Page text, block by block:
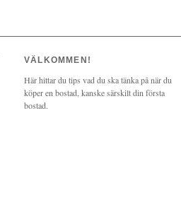
VÄLKOMMEN!
Här hittar du tips vad du ska tänka på när du
köper en bostad, kanske särskilt din första
bostad.